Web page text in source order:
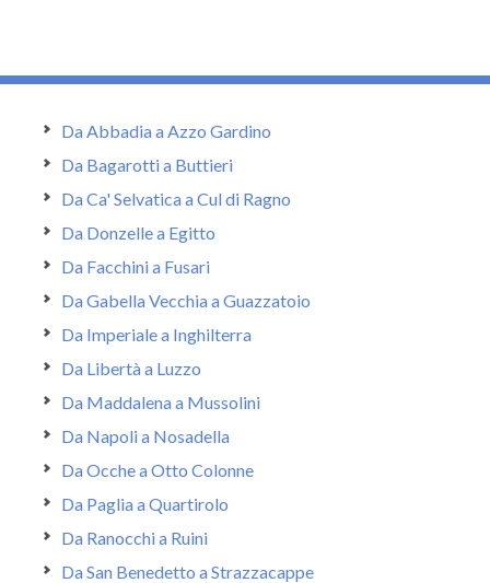
Da Abbadia a Azzo Gardino
Da Bagarotti a Buttieri
Da Ca' Selvatica a Cul di Ragno
Da Donzelle a Egitto
Da Facchini a Fusari
Da Gabella Vecchia a Guazzatoio
Da Imperiale a Inghilterra
Da Libertà a Luzzo
Da Maddalena a Mussolini
Da Napoli a Nosadella
Da Ocche a Otto Colonne
Da Paglia a Quartirolo
Da Ranocchi a Ruini
Da San Benedetto a Strazzacappe